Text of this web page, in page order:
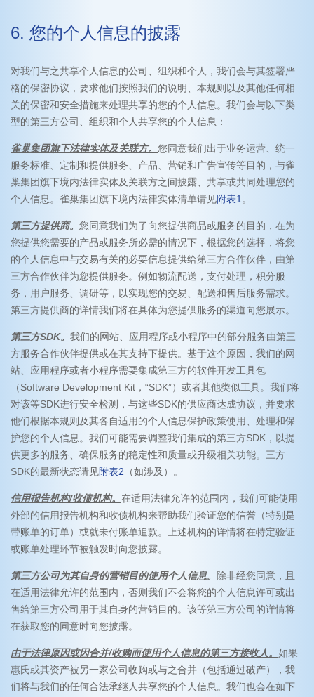
6. 您的个人信息的披露
对我们与之共享个人信息的公司、组织和个人，我们会与其签署严
格的保密协议，要求他们按照我们的说明、本规则以及其他任何相
关的保密和安全措施来处理共享的您的个人信息。我们会与以下类
型的第三方公司、组织和个人共享您的个人信息：
雀巢集团旗下法律实体及关联方。 您同意我们出于业务运营、统一
服务标准、定制和提供服务、产品、营销和广告宣传等目的，与雀
巢集团旗下境内法律实体及关联方之间披露、共享或共同处理您的
个人信息。雀巢集团旗下境内法律实体清单请见附表1。
第三方提供商。 您同意我们为了向您提供商品或服务的目的，在为
您提供您需要的产品或服务所必需的情况下，根据您的选择，将您
的个人信息中与交易有关的必要信息提供给第三方合作伙伴，由第
三方合作伙伴为您提供服务。例如物流配送，支付处理，积分服
务，用户服务、调研等，以实现您的交易、配送和售后服务需求。
第三方提供商的详情我们将在具体为您提供服务的渠道向您展示。
第三方SDK。 我们的网站、应用程序或小程序中的部分服务由第三
方服务合作伙伴提供或在其支持下提供。基于这个原因，我们的网
站、应用程序或者小程序需要集成第三方的软件开发工具包
（Software Development Kit，“SDK”）或者其他类似工具。我们将
对该等SDK进行安全检测，与这些SDK的供应商达成协议，并要求
他们根据本规则及其各自适用的个人信息保护政策使用、处理和保
护您的个人信息。我们可能需要调整我们集成的第三方SDK，以提
供更多的服务、确保服务的稳定性和质量或升级相关功能。三方
SDK的最新状态请见附表2 （如涉及）。
信用报告机构/收债机构。 在适用法律允许的范围内，我们可能使用
外部的信用报告机构和收债机构来帮助我们验证您的信誉（特别是
带账单的订单）或就未付账单追款。上述机构的详情将在特定验证
或账单处理环节被触发时向您披露。
第三方公司为其自身的营销目的使用个人信息。
除非经您同意，且
在适用法律允许的范围内，否则我们不会将您的个人信息许可或出
售给第三方公司用于其自身的营销目的。该等第三方公司的详情将
在获取您的同意时向您披露。
由于法律原因或因合并/收购而使用个人信息的第三方接收人。 如果
惠氏或其资产被另一家公司收购或与之合并（包括通过破产），我
们将与我们的任何合法承继人共享您的个人信息。我们也会在如下